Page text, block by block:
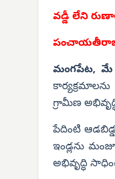
వడ్డీ లేని
పంచాయతీరాజ్
మంగపేట, మే
గ్రామీణ
పేదింటి
ఇండ్లను
అభివృద్ధి